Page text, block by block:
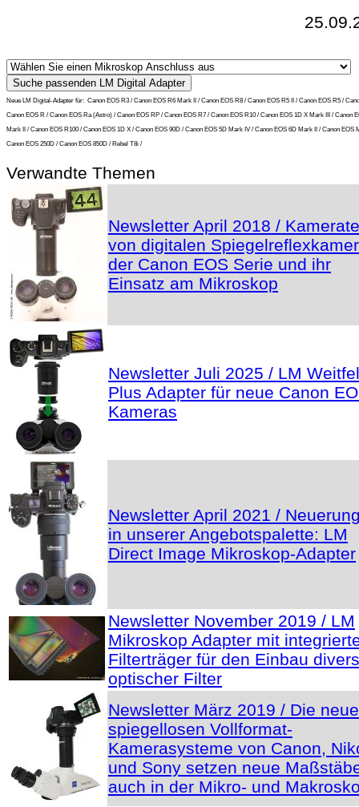
Neue LM Digital-Adapter für: Canon EOS R3 / Canon EOS R6 Mark II / Canon EOS R8 / Canon EOS R5 II / Canon EOS R5 /
Canon EOS R / Canon EOS Ra (Astro) / Canon EOS RP / Canon EOS R7 / Canon EOS R10 / Canon EOS 1D X Mark III / Canon
Mark II / Canon EOS R100 / Canon EOS 1D X / Canon EOS 90D / Canon EOS 5D Mark IV / Canon EOS 6D Mark II / Canon EOS
Canon EOS 250D / Canon EOS 850D / Rebel T8i /
Verwandte Themen
Newsletter April 2018 /
von digitalen
der Canon EOS Serie und ihr
Einsatz am Mikroskop
Newsletter Juli 2025 / LM
Plus Adapter für neue Canon
Kameras
Newsletter April 2021 /
in unserer Angebotspalette: LM
Direct Image Mikroskop-Adapter
Newsletter November 2019 / LM
Mikroskop Adapter mit
Filterträger für den Einbau
optischer Filter
Newsletter März 2019 / Die
spiegellosen Vollformat-
Kamerasysteme von Canon,
und Sony setzen neue
auch in der Mikro- und